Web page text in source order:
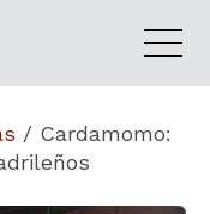
/ Cardamomo: